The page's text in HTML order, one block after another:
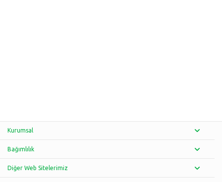
Kurumsal
Bağımlılık
Diğer Web Sitelerimiz